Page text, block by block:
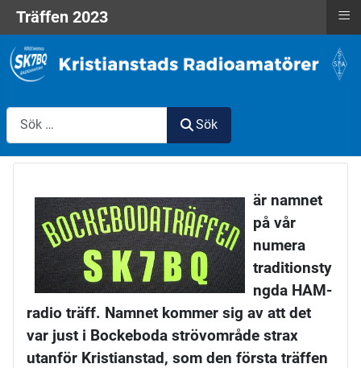
Sök
Sök
är namnet
på vår
numera
traditionsty
ngda HAM-
radio träff. Namnet kommer sig av att det
var just i Bockeboda strövområde strax
utanför Kristianstad, som den första träffen
Träffen 2023 ≡